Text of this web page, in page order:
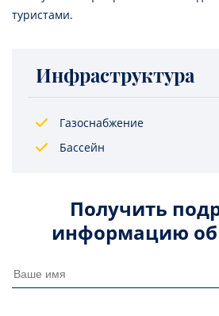
туристами.
Инфраструктура
Газоснабжение
Бассейн
Получить
информацию об